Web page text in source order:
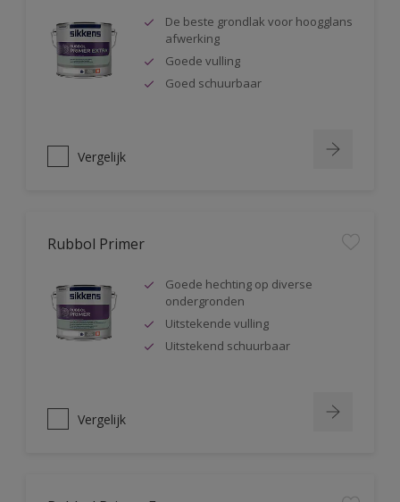
De beste grondlak voor hoogglans
afwerking
Goede vulling
Goed schuurbaar
Vergelijk
Rubbol Primer
Goede hechting op diverse
ondergronden
Uitstekende vulling
Uitstekend schuurbaar
Vergelijk